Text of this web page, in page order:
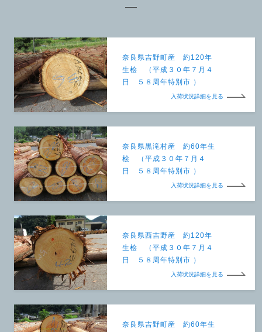
奈良県吉野町産 約120年
生桧 （平成３０年７月４
日 ５８周年特別市 ）
入荷状況詳細を見る
奈良県黒滝村産 約60年生
桧 （平成３０年７月４
日 ５８周年特別市 ）
入荷状況詳細を見る
奈良県西吉野産 約120年
生桧 （平成３０年７月４
日 ５８周年特別市 ）
入荷状況詳細を見る
奈良県吉野町産 約60年生